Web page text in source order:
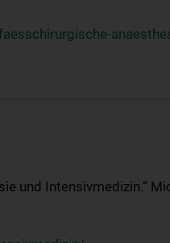
und Intensivmedizin.“